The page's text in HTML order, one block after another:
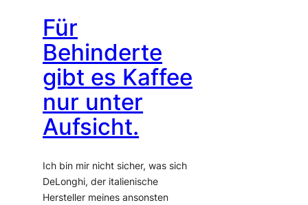
Für
Behinderte
gibt es Kaffee
nur unter
Aufsicht.
Ich bin mir nicht sicher, was sich
DeLonghi, der italienische
Hersteller meines ansonsten